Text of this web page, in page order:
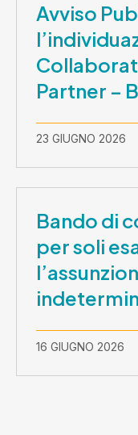
Avviso
Partner –
– CUP
23 GIUGNO 2026
Bando di
per soli
prova
16 GIUGNO 2026